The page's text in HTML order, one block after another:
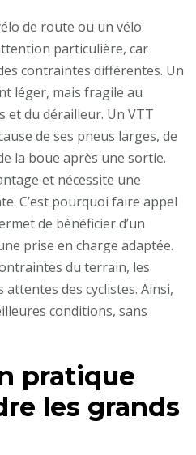
de route ou un vélo
particulière, car
contraintes différentes. Un
léger, mais fragile au
et du dérailleur. Un VTT
de ses pneus larges, de
la boue après une sortie.
et nécessite une
C’est pourquoi faire appel
de bénéficier d’un
prise en charge adaptée.
du terrain, les
des cyclistes. Ainsi,
conditions, sans
pratique
les grands